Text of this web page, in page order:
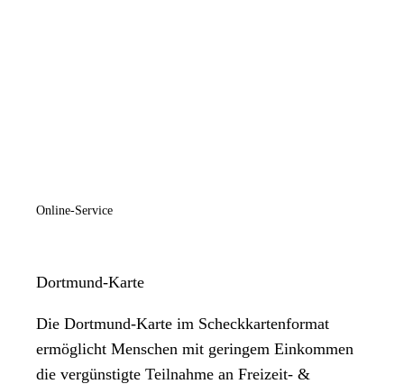
Online-Service
Dortmund-Karte
Die Dortmund-Karte im Scheckkartenformat
ermöglicht Menschen mit geringem Einkommen
die vergünstigte Teilnahme an Freizeit- &